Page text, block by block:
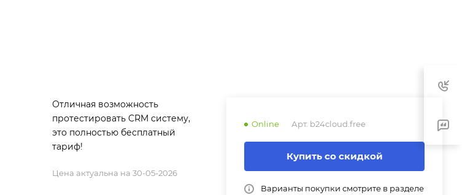
Online Арт. b24cloud.free
Купить со скидкой
Варианты покупки смотрите в разделе
Отличная возможность
протестировать CRM систему,
это полностью бесплатный
тариф!
Цена актуальна на 30-05-2026